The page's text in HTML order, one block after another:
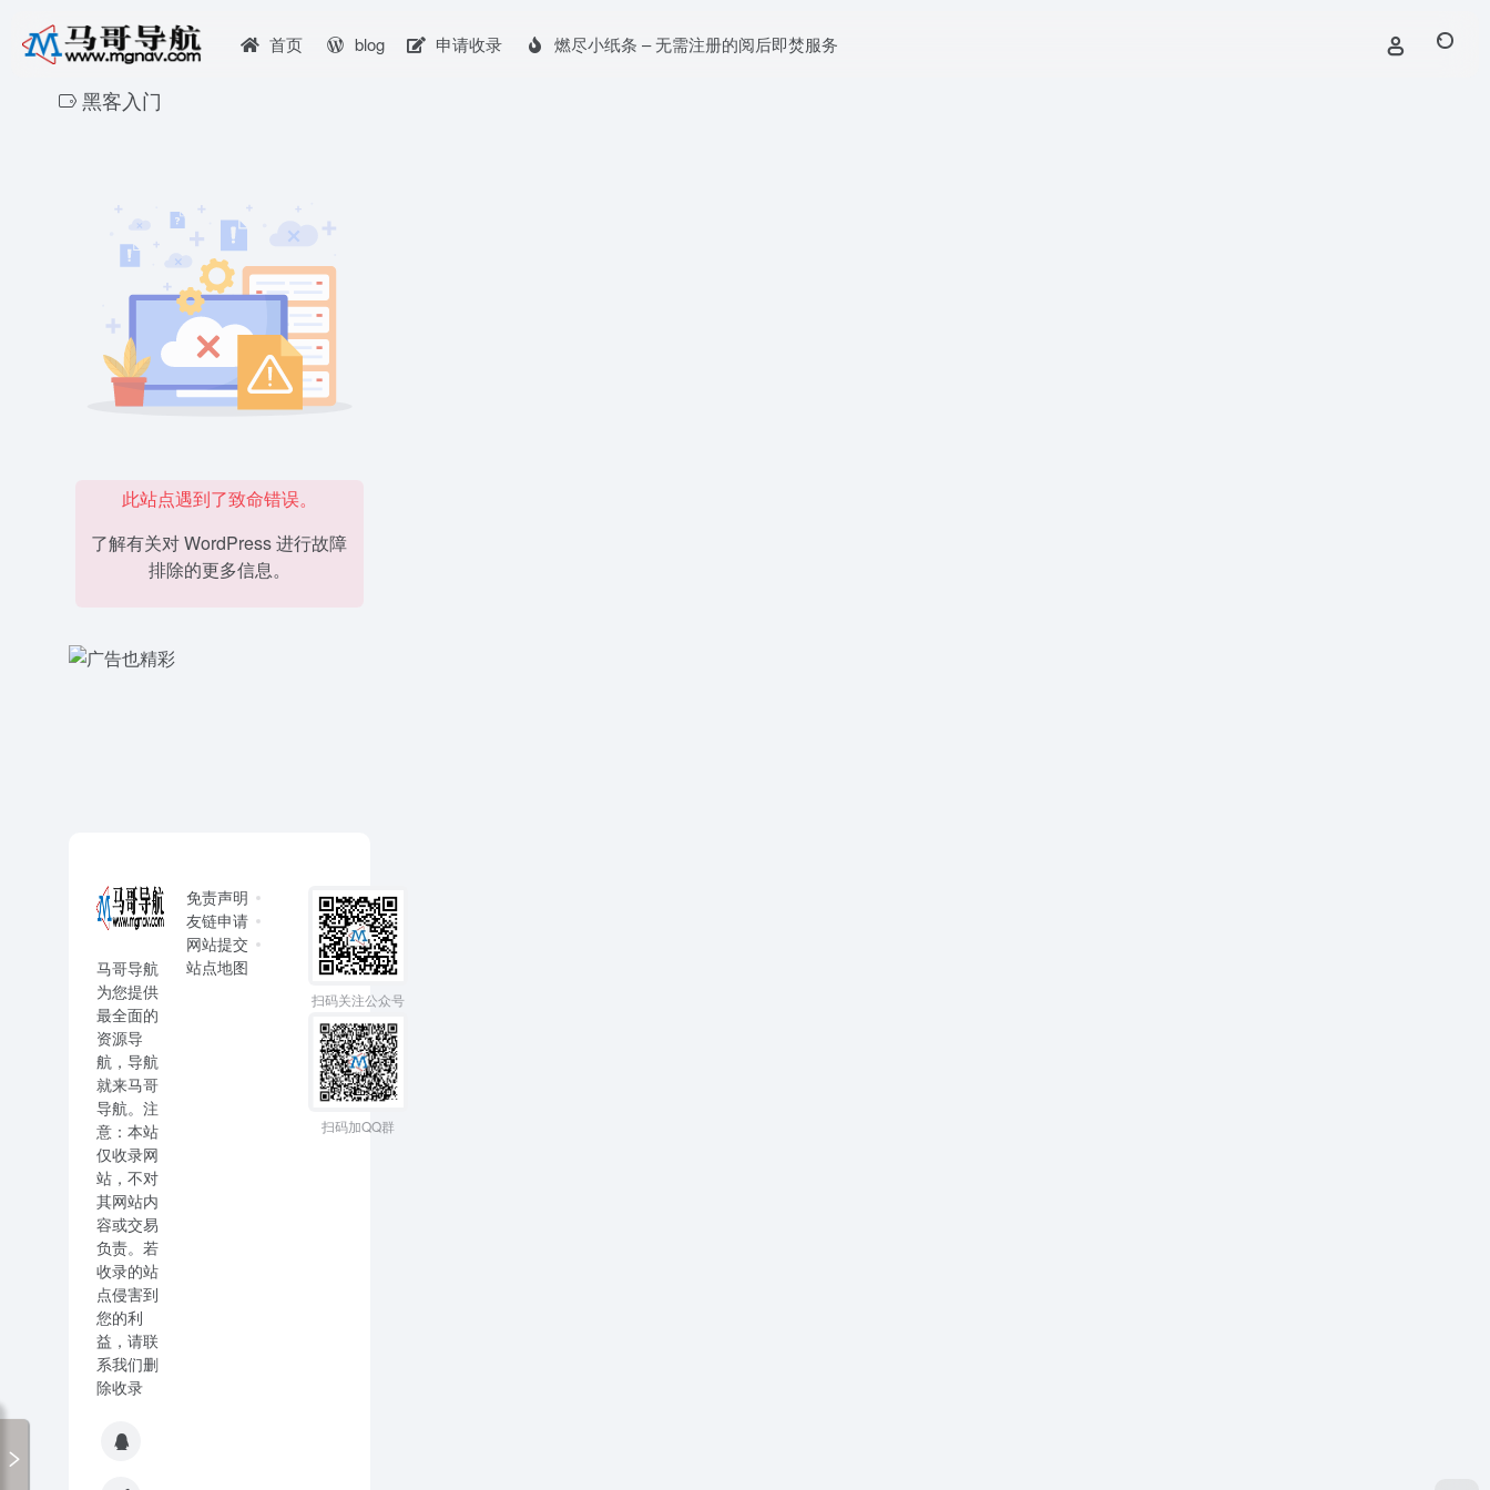
首页 blog 申请收录 燃尽小纸条 – 无需注册的阅后即焚服务
黑客入门
此站点遇到了致命错误。
了解有关对 WordPress 进行故障
排除的更多信息。
马哥导航
为您提供
最全面的
资源导
航，导航
就来马哥
导航。注
意：本站
仅收录网
站，不对
其网站内
容或交易
负责。若
收录的站
点侵害到
您的利
益，请联
系我们删
除收录
免责声明
友链申请
网站提交
站点地图
扫码关注公众号
扫码加QQ群